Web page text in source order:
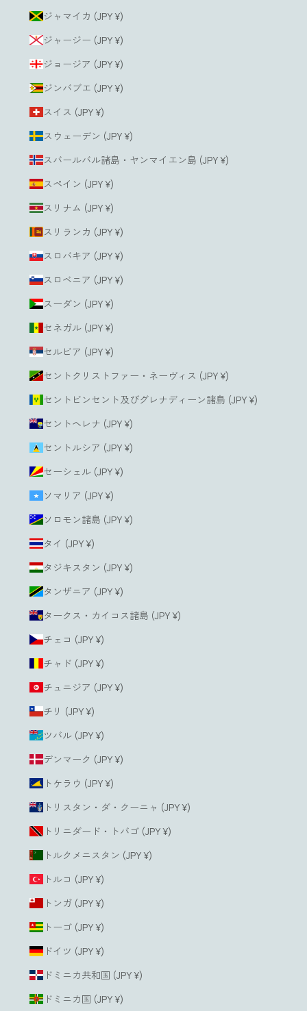
ジャマイカ (JPY ¥)
ジャージー (JPY ¥)
ジョージア (JPY ¥)
ジンバブエ (JPY ¥)
スイス (JPY ¥)
スウェーデン (JPY ¥)
スバールバル諸島・ヤンマイエン島 (JPY ¥)
スペイン (JPY ¥)
スリナム (JPY ¥)
スリランカ (JPY ¥)
スロバキア (JPY ¥)
スロベニア (JPY ¥)
スーダン (JPY ¥)
セネガル (JPY ¥)
セルビア (JPY ¥)
セントクリストファー・ネーヴィス (JPY ¥)
セントビンセント及びグレナディーン諸島 (JPY ¥)
セントヘレナ (JPY ¥)
セントルシア (JPY ¥)
セーシェル (JPY ¥)
ソマリア (JPY ¥)
ソロモン諸島 (JPY ¥)
タイ (JPY ¥)
タジキスタン (JPY ¥)
タンザニア (JPY ¥)
タークス・カイコス諸島 (JPY ¥)
チェコ (JPY ¥)
チャド (JPY ¥)
チュニジア (JPY ¥)
チリ (JPY ¥)
ツバル (JPY ¥)
デンマーク (JPY ¥)
トケラウ (JPY ¥)
トリスタン・ダ・クーニャ (JPY ¥)
トリニダード・トバゴ (JPY ¥)
トルクメニスタン (JPY ¥)
トルコ (JPY ¥)
トンガ (JPY ¥)
トーゴ (JPY ¥)
ドイツ (JPY ¥)
ドミニカ共和国 (JPY ¥)
ドミニカ国 (JPY ¥)